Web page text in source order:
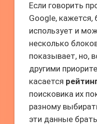
Если говорить
Google, кажется,
использует и
несколько
показывает, но,
другими
касается
поисковика их
разному
эти данные